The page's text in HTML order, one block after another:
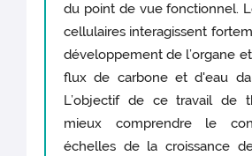
du point de vue fonctionnel.
cellulaires interagissent
développement de l’organe
flux de carbone et d'eau
L’objectif de ce travail de
mieux comprendre le
échelles de la croissance